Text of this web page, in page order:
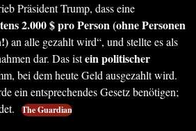
Präsident Trump, dass eine
2.000 $ pro Person (ohne Personen
an alle gezahlt wird“, und stellte es als
dar. Das istein politischer
bei dem heute Geld ausgezahlt wird.
ein entsprechendes Gesetz benötigen;
The Guardian